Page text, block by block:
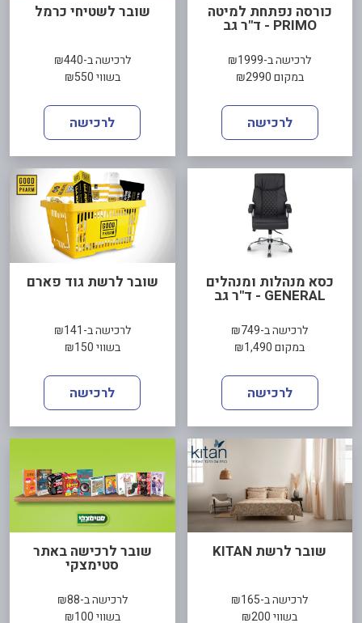
כורסה נפתחת למיטה
PRIMO - ד"ר גב
לרכישה ב-₪1999
במקום ₪2990
לרכישה
שובר לשטיחי כרמל
לרכישה ב-₪440
בשווי ₪550
לרכישה
כסא מנהלות ומנהלים
GENERAL - ד"ר גב
לרכישה ב-₪749
במקום ₪1,490
לרכישה
שובר לרשת גוד פארם
לרכישה ב-₪141
בשווי ₪150
לרכישה
שובר לרשת KITAN
לרכישה ב-₪165
בשווי ₪200
שובר לרכישה באתר
סטימצקי
לרכישה ב-₪88
בשווי ₪100